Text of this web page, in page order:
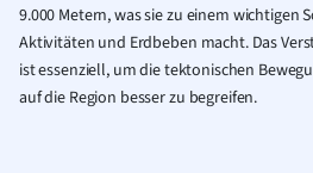
9.000 Metern, was sie zu einem wichtigen
Aktivitäten und Erdbeben macht. Das
ist essenziell, um die tektonischen
auf die Region besser zu begreifen.